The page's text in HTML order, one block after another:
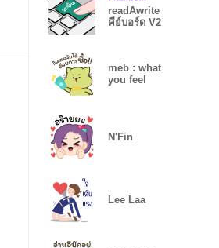
readAwrite
คีย์บอร์ด V2
meb : what
you feel
N'Fin
Lee Laa